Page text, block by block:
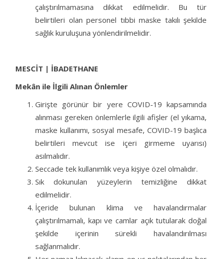
çalıştırılmamasına dikkat edilmelidir. Bu tür
belirtileri olan personel tıbbi maske takılı şekilde
sağlık kuruluşuna yönlendirilmelidir.
MESCİT | İBADETHANE
Mekân ile İlgili Alınan Önlemler
Girişte görünür bir yere COVID-19 kapsamında
alınması gereken önlemlerle ilgili afişler (el yıkama,
maske kullanımı, sosyal mesafe, COVID-19 başlıca
belirtileri mevcut ise içeri girmeme uyarısı)
asılmalıdır.
Seccade tek kullanımlık veya kişiye özel olmalıdır.
Sık dokunulan yüzeylerin temizliğine dikkat
edilmelidir.
İçeride bulunan klima ve havalandırmalar
çalıştırılmamalı, kapı ve camlar açık tutularak doğal
şekilde içerinin sürekli havalandırılması
sağlanmalıdır.